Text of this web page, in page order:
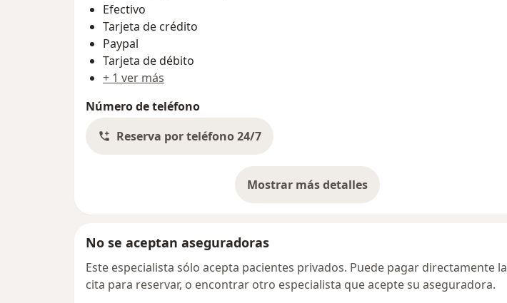
Efectivo
Tarjeta de crédito
Paypal
Tarjeta de débito
+ 1 ver más
Número de teléfono
Reserva por teléfono 24/7
Mostrar más detalles
sobre la dirección
No se aceptan aseguradoras
Este especialista sólo acepta pacientes privados. Puede pagar directamente la
cita para reservar, o encontrar otro especialista que acepte su aseguradora.